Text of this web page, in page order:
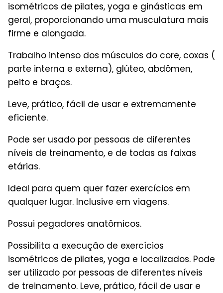
isométricos de pilates, yoga e ginásticas em
geral, proporcionando uma musculatura mais
firme e alongada.
Trabalho intenso dos músculos do core, coxas (
parte interna e externa), glúteo, abdômen,
peito e braços.
Leve, prático, fácil de usar e extremamente
eficiente.
Pode ser usado por pessoas de diferentes
níveis de treinamento, e de todas as faixas
etárias.
Ideal para quem quer fazer exercícios em
qualquer lugar. Inclusive em viagens.
Possui pegadores anatômicos.
Possibilita a execução de exercícios
isométricos de pilates, yoga e localizados. Pode
ser utilizado por pessoas de diferentes níveis
de treinamento. Leve, prático, fácil de usar e